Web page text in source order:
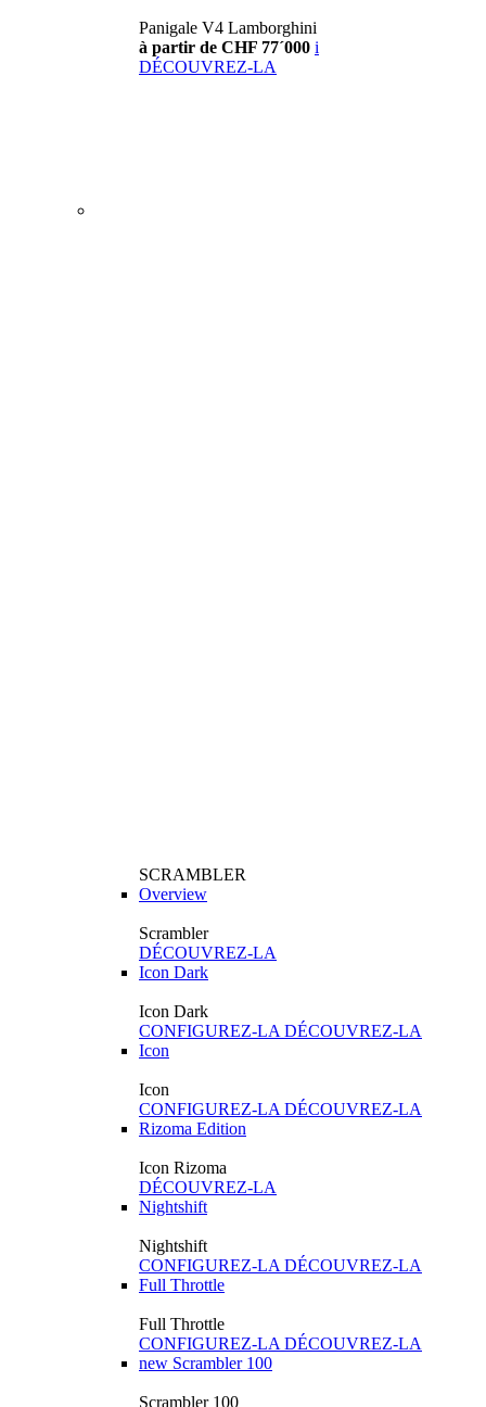
Panigale V4 Lamborghini
à partir de CHF 77´000 i
DÉCOUVREZ-LA
SCRAMBLER
Overview
Scrambler
DÉCOUVREZ-LA
Icon Dark
Icon Dark
CONFIGUREZ-LA DÉCOUVREZ-LA
Icon
Icon
CONFIGUREZ-LA DÉCOUVREZ-LA
Rizoma Edition
Icon Rizoma
DÉCOUVREZ-LA
Nightshift
Nightshift
CONFIGUREZ-LA DÉCOUVREZ-LA
Full Throttle
Full Throttle
CONFIGUREZ-LA DÉCOUVREZ-LA
new Scrambler 100
Scrambler 100